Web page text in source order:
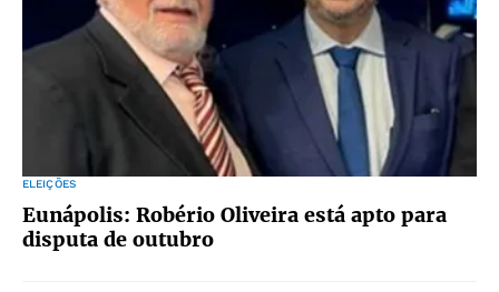
ELEIÇÕES
Eunápolis: Robério Oliveira está apto para
disputa de outubro